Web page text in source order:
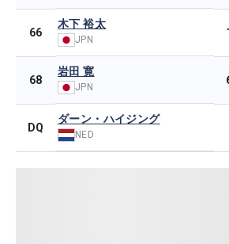
66
木下 裕太
JPN
68
岩田 寛
JPN
DQ
ダーン・ハイジング
NED